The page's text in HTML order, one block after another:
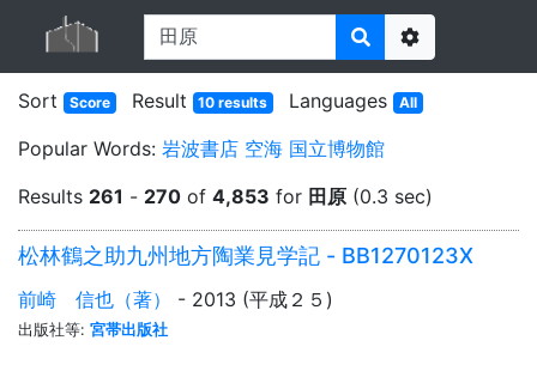
Options
Sort
Score Result 10 results Languages All
Popular Words: 岩波書店 空海 国立博物館
Results 261 - 270 of 4,853 for 田原 (0.3 sec)
松林鶴之助九州地方陶業見学記 - BB1270123X
前崎 信也（著） - 2013 (平成２５)
出版社等: 宮帯出版社